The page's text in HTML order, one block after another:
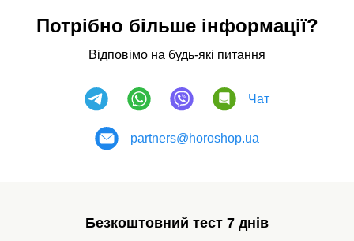
Потрібно більше інформації?
Відповімо на будь-які питання
Чат
partners@horoshop.ua
Безкоштовний тест 7 днів